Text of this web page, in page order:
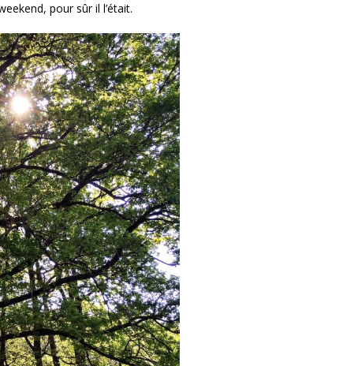
pour sûr il l’était.